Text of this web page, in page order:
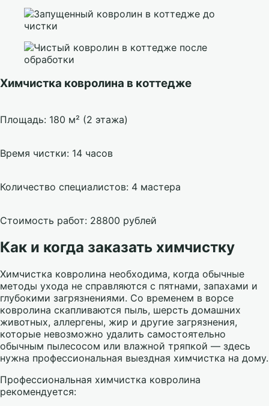
Химчистка ковролина в коттедже
Площадь: 180 м² (2 этажа)
Время чистки: 14 часов
Количество специалистов: 4 мастера
Стоимость работ: 28800 рублей
Как и когда заказать химчистку
Химчистка ковролина необходима, когда обычные
методы ухода не справляются с пятнами, запахами и
глубокими загрязнениями. Со временем в ворсе
ковролина скапливаются пыль, шерсть домашних
животных, аллергены, жир и другие загрязнения,
которые невозможно удалить самостоятельно
обычным пылесосом или влажной тряпкой — здесь
нужна профессиональная выездная химчистка на дому.
Профессиональная химчистка ковролина
рекомендуется: